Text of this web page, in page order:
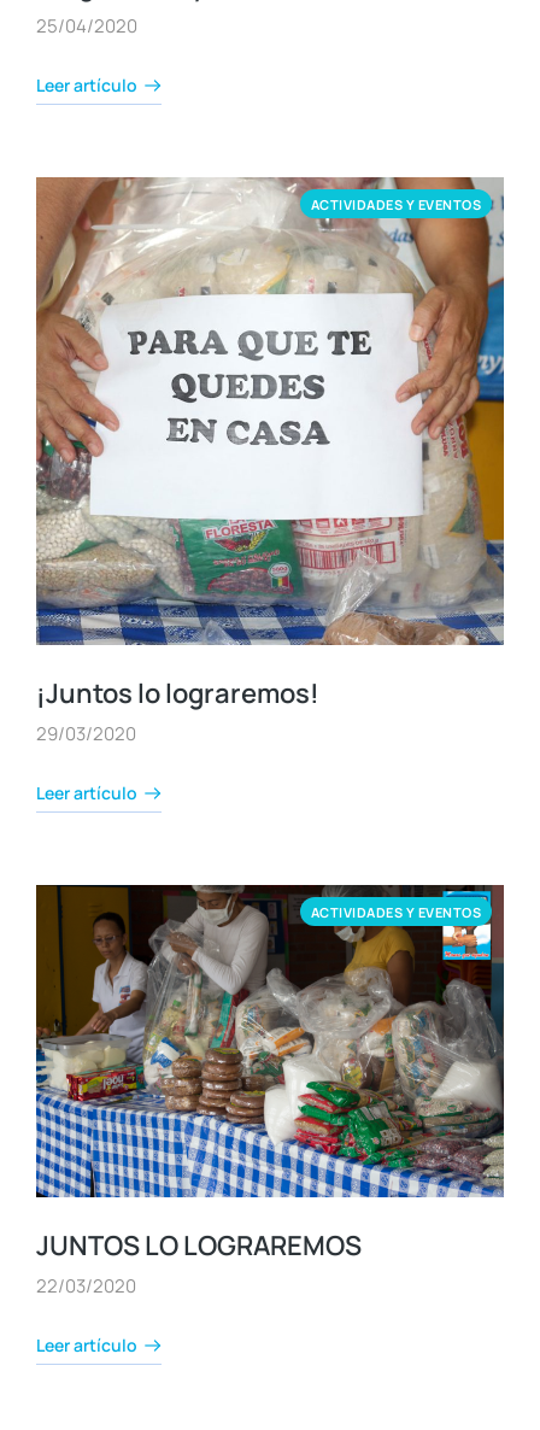
25/04/2020
Leer artículo
ACTIVIDADES Y EVENTOS
¡Juntos lo lograremos!
29/03/2020
Leer artículo
ACTIVIDADES Y EVENTOS
JUNTOS LO LOGRAREMOS
22/03/2020
Leer artículo